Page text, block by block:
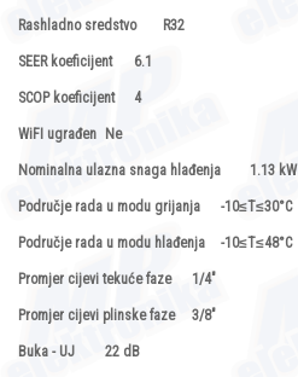
Rashladno sredstvo R32
SEER koeficijent 6.1
SCOP koeficijent 4
WiFI ugrađen Ne
Nominalna ulazna snaga hlađenja 1.13 kW
Područje rada u modu grijanja -10≤T≤30°C
Područje rada u modu hlađenja -10≤T≤48°C
Promjer cijevi tekuće faze 1/4"
Promjer cijevi plinske faze 3/8"
Buka - UJ 22 dB